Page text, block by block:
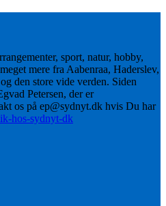
sport, natur, hobby,
mere fra Aabenraa, Haderslev,
den store vide verden. Siden
Petersen, der er
os på ep@sydnyt.dk hvis Du har
hos-sydnyt-dk